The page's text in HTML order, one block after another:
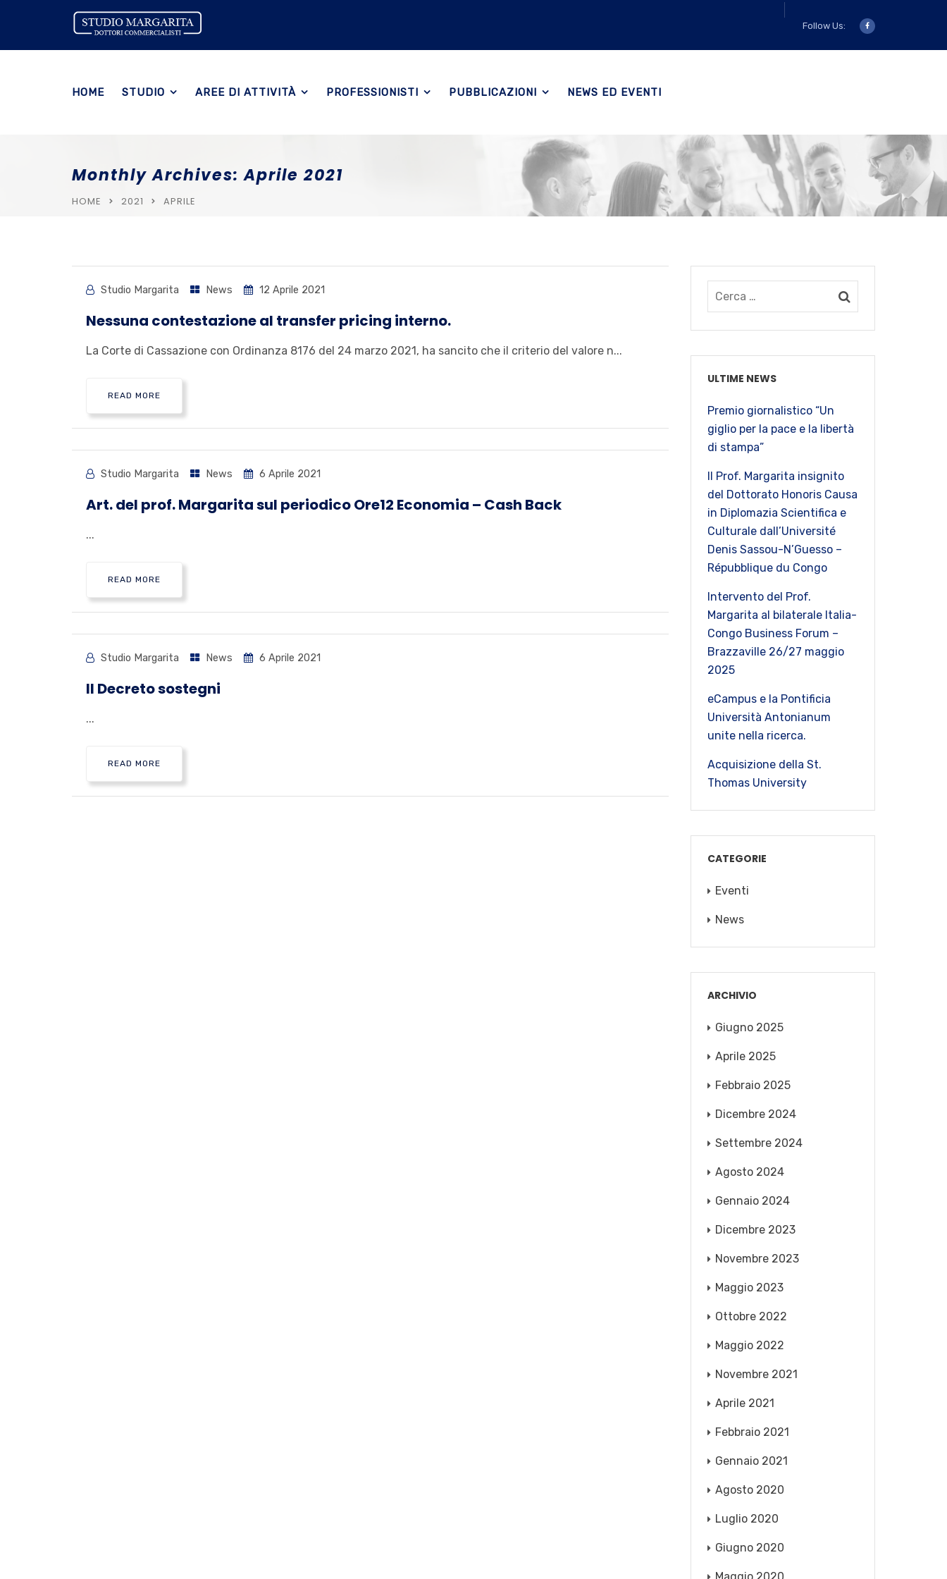
Follow Us:
HOME STUDIO AREE DI ATTIVITÀ PROFESSIONISTI PUBBLICAZIONI NEWS ED EVENTI
Monthly Archives: Aprile 2021
HOME 2021 APRILE
Studio Margarita News 12 Aprile 2021
Nessuna contestazione al transfer pricing interno.
La Corte di Cassazione con Ordinanza 8176 del 24 marzo 2021, ha sancito che il criterio del valore n...
READ MORE
Studio Margarita News 6 Aprile 2021
Art. del prof. Margarita sul periodico Ore12 Economia – Cash Back
...
READ MORE
Studio Margarita News 6 Aprile 2021
Il Decreto sostegni
...
READ MORE
ULTIME NEWS
Premio giornalistico “Un
giglio per la pace e la libertà
di stampa”
Il Prof. Margarita insignito
del Dottorato Honoris Causa
in Diplomazia Scientifica e
Culturale dall’Université
Denis Sassou-N’Guesso –
Répubblique du Congo
Intervento del Prof.
Margarita al bilaterale Italia-
Congo Business Forum –
Brazzaville 26/27 maggio
2025
eCampus e la Pontificia
Università Antonianum
unite nella ricerca.
Acquisizione della St.
Thomas University
CATEGORIE
Eventi
News
ARCHIVIO
Giugno 2025
Aprile 2025
Febbraio 2025
Dicembre 2024
Settembre 2024
Agosto 2024
Gennaio 2024
Dicembre 2023
Novembre 2023
Maggio 2023
Ottobre 2022
Maggio 2022
Novembre 2021
Aprile 2021
Febbraio 2021
Gennaio 2021
Agosto 2020
Luglio 2020
Giugno 2020